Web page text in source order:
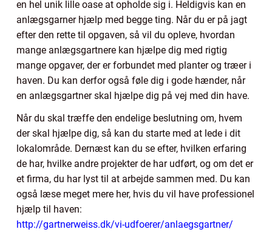
en hel unik lille oase at opholde sig i. Heldigvis kan en
anlægsgarner hjælp med begge ting. Når du er på jagt
efter den rette til opgaven, så vil du opleve, hvordan
mange anlægsgartnere kan hjælpe dig med rigtig
mange opgaver, der er forbundet med planter og træer i
haven. Du kan derfor også føle dig i gode hænder, når
en anlægsgartner skal hjælpe dig på vej med din have.
Når du skal træffe den endelige beslutning om, hvem
der skal hjælpe dig, så kan du starte med at lede i dit
lokalområde. Dernæst kan du se efter, hvilken erfaring
de har, hvilke andre projekter de har udført, og om det er
et firma, du har lyst til at arbejde sammen med. Du kan
også læse meget mere her, hvis du vil have professionel
hjælp til haven:
http://gartnerweiss.dk/vi-udfoerer/anlaegsgartner/